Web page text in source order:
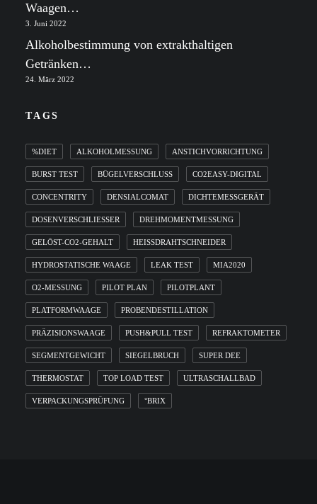
Waagen…
3. Juni 2022
Alkoholbestimmung von extrakthaltigen
Getränken…
24. März 2022
TAGS
%DIET ALKOHOLMESSUNG ANSTICHVORRICHTUNG
BURST TEST BÜGELVERSCHLUSS CO2EASY-DIGITAL
CONCENTRITY DENSIALCOMAT DICHTEMESSGERÄT
DOSENVERSCHLIESSER DREHMOMENTMESSUNG
GELÖST-CO2-GEHALT HEISSDRAHTSCHNEIDER
HYDROSTATISCHE WAAGE LEAK TEST MIA2020
O2-MESSUNG PILOT PLAN PILOTPLANT
PLATFORMWAAGE PROBENDESTILLATION
PRÄZISIONSWAAGE PUSH&PULL TEST REFRAKTOMETER
SEGMENTGEWICHT SIEGELBRUCH SUPER DEE
THERMOSTAT TOP LOAD TEST ULTRASCHALLBAD
VERPACKUNGSPRÜFUNG °BRIX